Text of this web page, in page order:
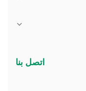
للتغيير
اتصل بنا